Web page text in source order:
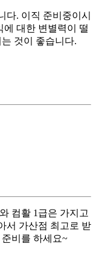
다. 이직 준비중이시
에 대한 변별력이 떨
것이 좋습니다.
컴활 1급은 가지고
서 가산점 최고로 받
비를 하세요~